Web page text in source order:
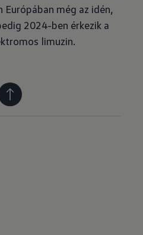
Európában még az idén,
2024-ben érkezik a
limuzin.